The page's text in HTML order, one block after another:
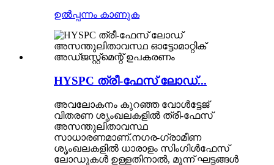
ഉൽപ്പന്നം കാണുക
HYSPC ത്രീ-ഫേസ് ലോഡ്...
അവലോകനം കുറഞ്ഞ വോൾട്ടേജ്
വിതരണ ശൃംഖലകളിൽ ത്രീ-ഫേസ്
അസന്തുലിതാവസ്ഥ
സാധാരണമാണ്.നഗര-ഗ്രാമീണ
ശൃംഖലകളിൽ ധാരാളം സിംഗിൾഫേസ്
ലോഡുകൾ ഉള്ളതിനാൽ, മൂന്ന് ഘട്ടങ്ങൾ